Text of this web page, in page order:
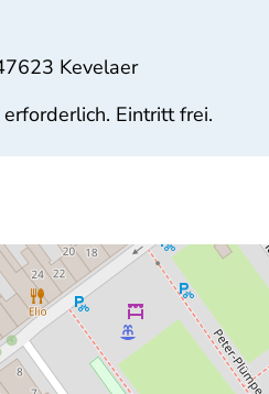
Kevelaer
Eintritt frei.